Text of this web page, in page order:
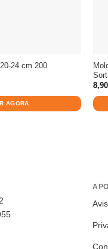
24 cm 200
AGORA
8,90